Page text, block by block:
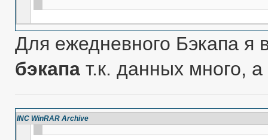
Для ежедневного Бэкапа я
бэкапа т.к. данных много,
INC WinRAR Archive